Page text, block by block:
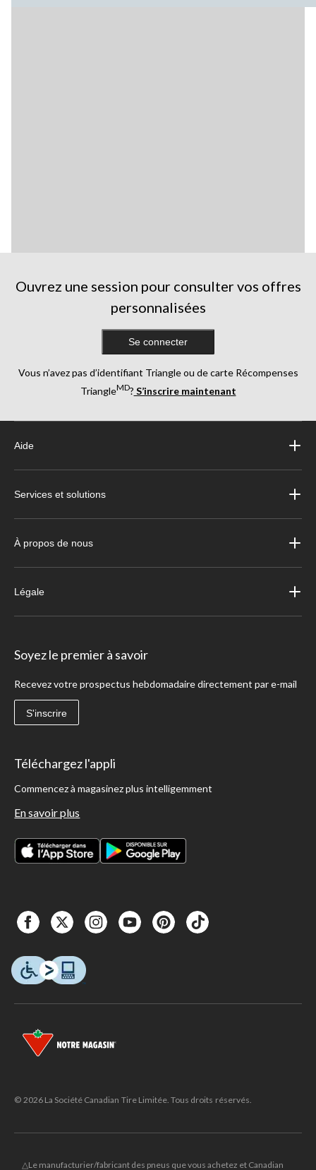
Ouvrez une session pour consulter vos offres
personnalisées
Se connecter
Vous n’avez pas d’identifiant Triangle ou de carte Récompenses
TriangleMD? S’inscrire maintenant
Aide
Services et solutions
À propos de nous
Légale
Soyez le premier à savoir
Recevez votre prospectus hebdomadaire directement par e-mail
S'inscrire
Téléchargez l'appli
Commencez à magasinez plus intelligemment
En savoir plus
© 2026 La Société Canadian Tire Limitée. Tous droits réservés.
△Le manufacturier/fabricant des pneus que vous achetez et Canadian